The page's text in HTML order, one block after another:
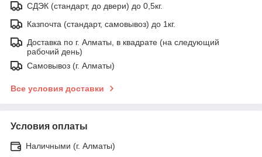
СДЭК (стандарт, до двери) до 0,5кг.
Казпочта (стандарт, самовывоз) до 1кг.
Доставка по г. Алматы, в квадрате (на следующий
рабочий день)
Самовывоз (г. Алматы)
Все условия доставки
Условия оплаты
Наличными (г. Алматы)